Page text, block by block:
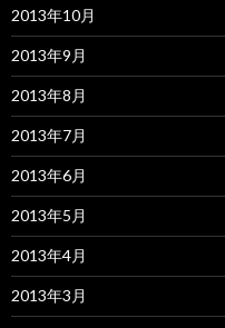
2013年10月
2013年9月
2013年8月
2013年7月
2013年6月
2013年5月
2013年4月
2013年3月